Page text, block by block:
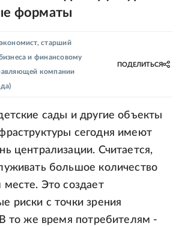
форматы
старший
и финансовому
компании
ПОДЕЛИТЬСЯ
сады и другие объекты
сегодня имеют
централизации. Считается,
большое количество
Это создает
риски с точки зрения
то же время потребителям -